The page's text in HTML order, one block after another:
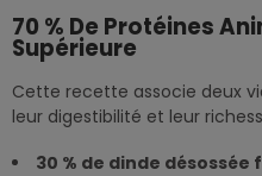
70 % De Protéines
Supérieure
Cette recette associe deux
leur digestibilité et leur
30 % de dinde